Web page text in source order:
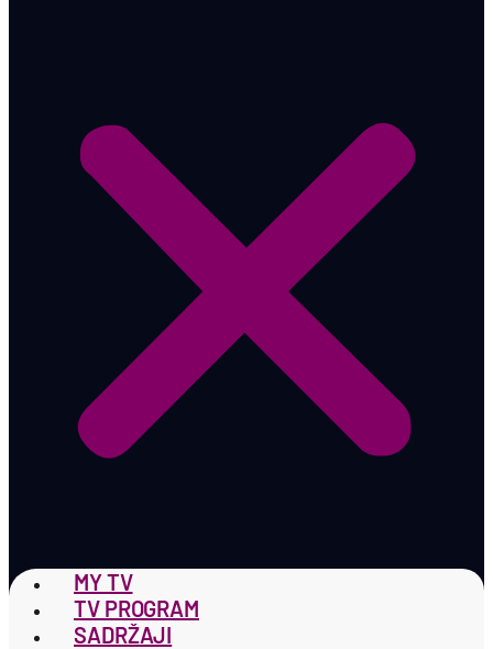
MY TV
TV PROGRAM
SADRŽAJI